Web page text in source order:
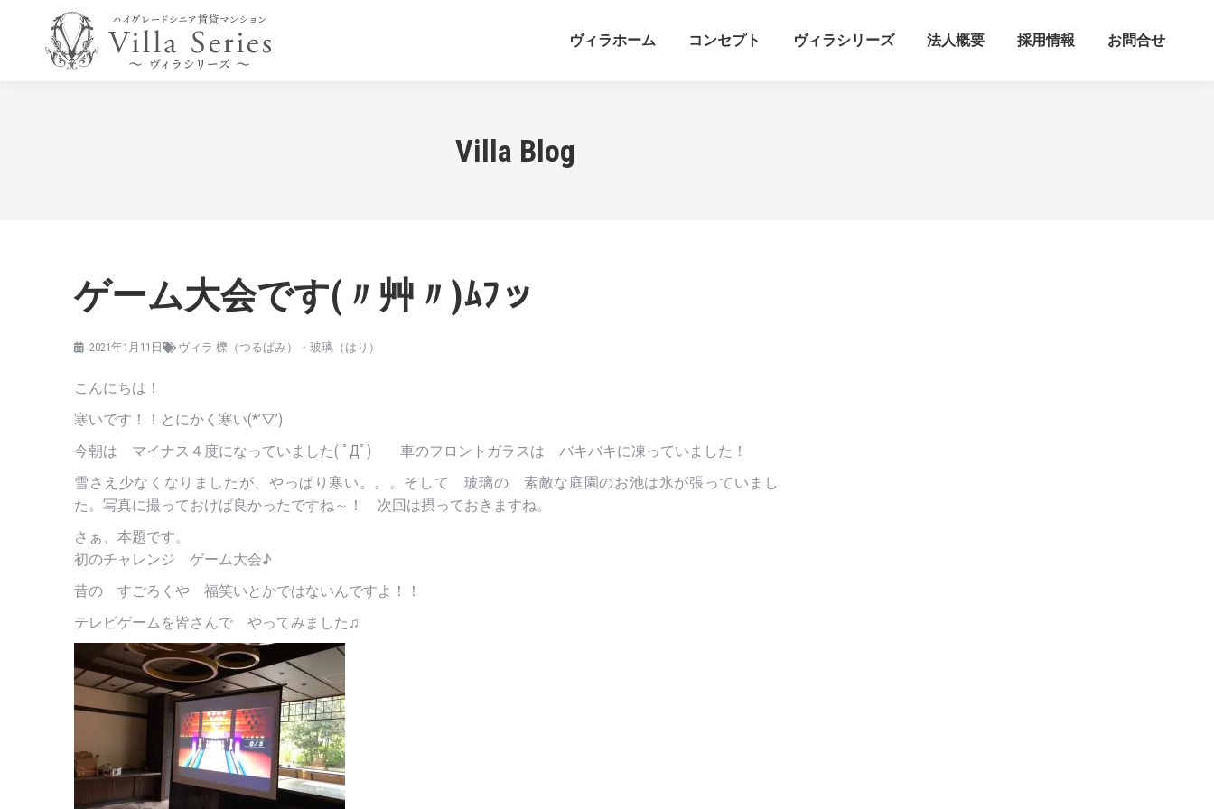
ヴィラホーム コンセプト ヴィラシリーズ 法人概要 採用情報 お問合せ
Villa Blog
ゲーム大会です(〃艸〃)ﾑﾌッ
2021年1月11日 ヴィラ 櫟（つるばみ）・玻璃（はり）
こんにちは！
寒いです！！とにかく寒い(*’▽’)
今朝は マイナス４度になっていました( ﾟДﾟ) 車のフロントガラスは バキバキに凍っていました！
雪さえ少なくなりましたが、やっぱり寒い。。。そして 玻璃の 素敵な庭園のお池は氷が張っていまし
た。写真に撮っておけば良かったですね～！ 次回は摂っておきますね。
さぁ、本題です。
初のチャレンジ ゲーム大会♪
昔の すごろくや 福笑いとかではないんですよ！！
テレビゲームを皆さんで やってみました♫